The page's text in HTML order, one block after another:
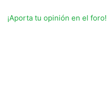
¡Aporta tu opinión en el foro!